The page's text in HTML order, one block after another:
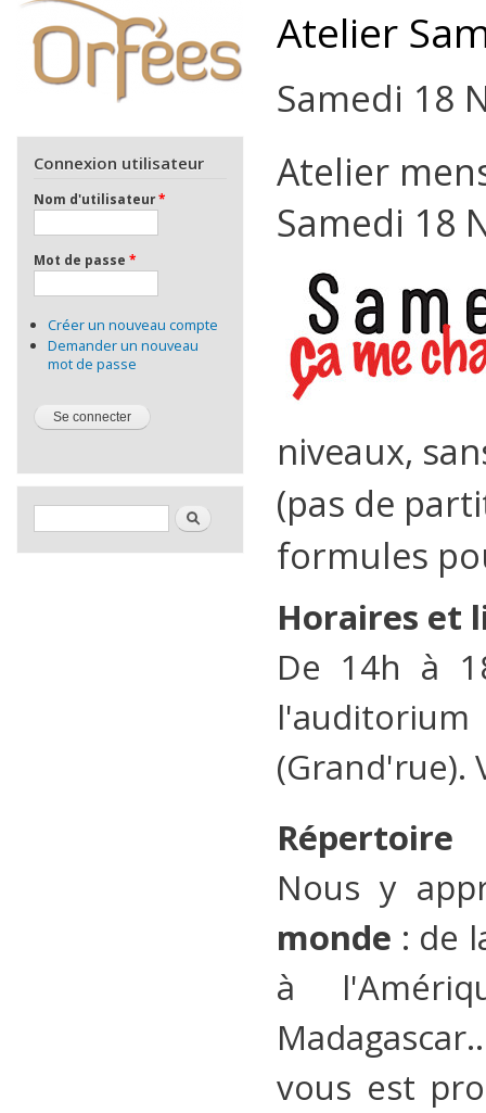
Connexion utilisateur
Nom d'utilisateur*
Mot de passe *
Créer un nouveau compte
Demander un nouveau
mot de passe
Formulaire de rechercheRechercher
Atelier
Samedi 18
Atelier
Samedi 18
niveaux,
(pas de
formules
Horaires et
De 14h à
(Grand'rue).
Répertoire
Nous y
monde : de
à
vous est